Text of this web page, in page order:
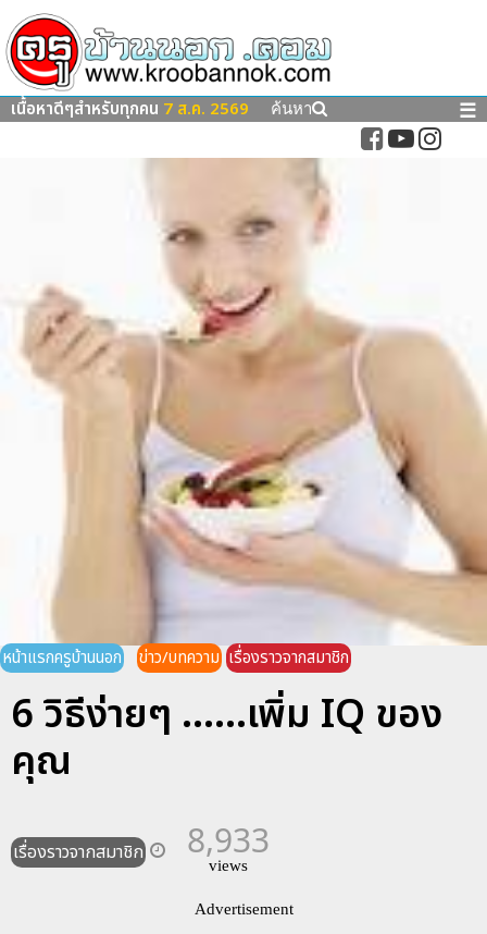
เนื้อหาดีๆสำหรับทุกคน 7 ส.ค. 2569 ค้นหา ☰
หน้าแรกครูบ้านนอก ข่าว/บทความ เรื่องราวจากสมาชิก
6 วิธีง่ายๆ ......เพิ่ม IQ ของ
คุณ
เรื่องราวจากสมาชิก 8,933
views
Advertisement